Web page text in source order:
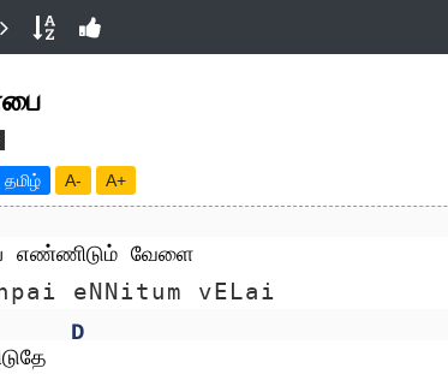
தமிழ் A- A+
எண்ணிடும் வேளை
eNNitum vELai
D